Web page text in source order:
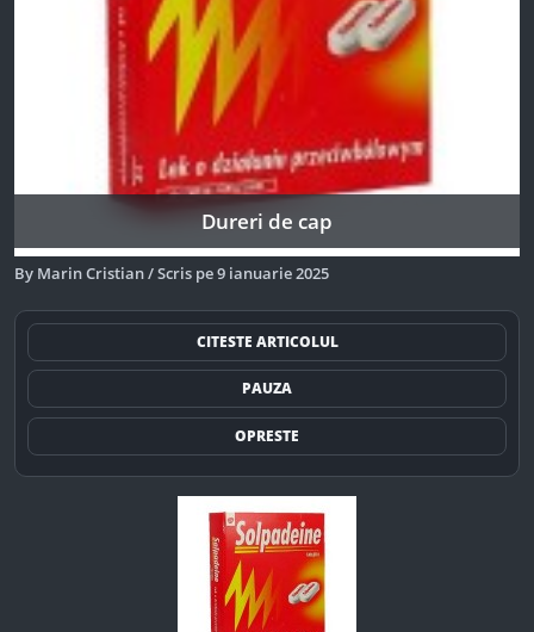
Dureri de cap
By Marin Cristian/Scris pe9 ianuarie 2025
CITESTE ARTICOLUL
PAUZA
OPRESTE